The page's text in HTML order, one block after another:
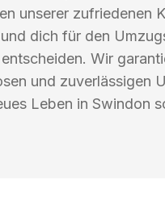
unserer zufriedenen
dich für den
Wir
und zuverlässigen
Leben in Swindon